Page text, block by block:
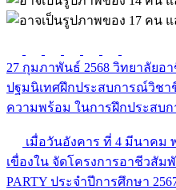
แนะแนว
เรื่อง
27 กุมภาพันธ์ 2568 วิทยาลัยอ
ปฐมนิเทศฝึกประสบการณ์วิชา
ความพร้อม ในการฝึกประสบ
เมื่อวันอังคาร ที่ 4 มีนาคม
เขื่องใน จัดโครงการอาชีวสัม
PARTY ประจำปีการศึกษา